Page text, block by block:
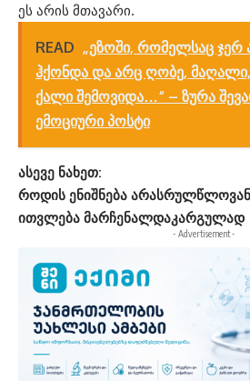
ეს არის მთავარი.
READ „ეზოში, რომელსაც ჯერ
ჰქონდა და არც ღობე, მაღალი,
ქალი შემოვიდა…“ – ზურა
ემოციური პოსტი
ასევე ნახეთ:
როდის ენიშნება
ითვლება მარჩენალდაკარგულად
- Advertisement -